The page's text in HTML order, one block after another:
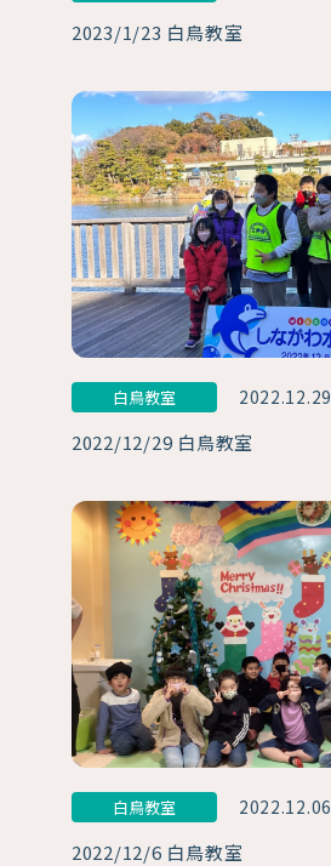
2023/1/23 白鳥教室
白鳥教室 2022.12.29
2022/12/29 白鳥教室
白鳥教室 2022.12.06
2022/12/6 白鳥教室